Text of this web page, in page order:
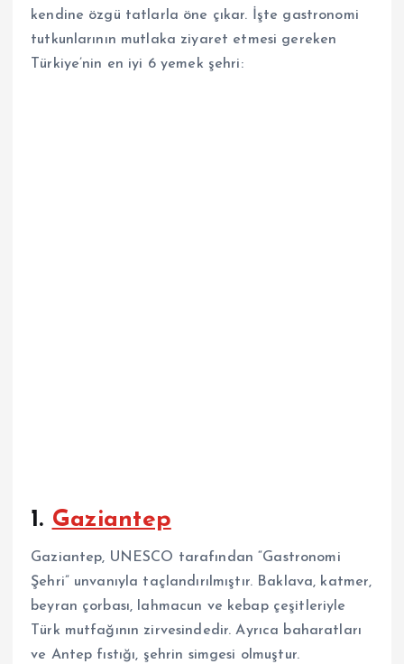
kendine özgü tatlarla öne çıkar. İşte gastronomi
tutkunlarının mutlaka ziyaret etmesi gereken
Türkiye’nin en iyi 6 yemek şehri:
1. Gaziantep
Gaziantep, UNESCO tarafından “Gastronomi
Şehri” unvanıyla taçlandırılmıştır. Baklava, katmer,
beyran çorbası, lahmacun ve kebap çeşitleriyle
Türk mutfağının zirvesindedir. Ayrıca baharatları
ve Antep fıstığı, şehrin simgesi olmuştur.